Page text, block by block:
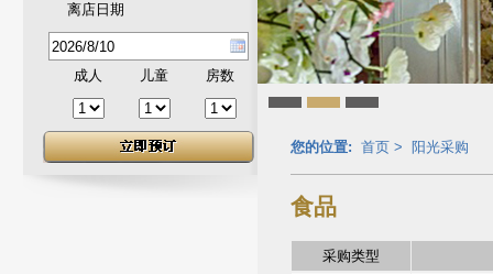
离店日期
成人 儿童 房数
您的位置: 首页 > 阳光采购
食品
采购类型